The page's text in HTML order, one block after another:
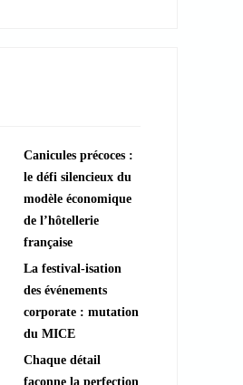
les animations
Canicules précoces :
le défi silencieux du
modèle économique
de l’hôtellerie
française
La festival-isation
des événements
corporate : mutation
du MICE
Chaque détail
façonne la perfection